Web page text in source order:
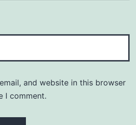
and website in this browser
I comment.